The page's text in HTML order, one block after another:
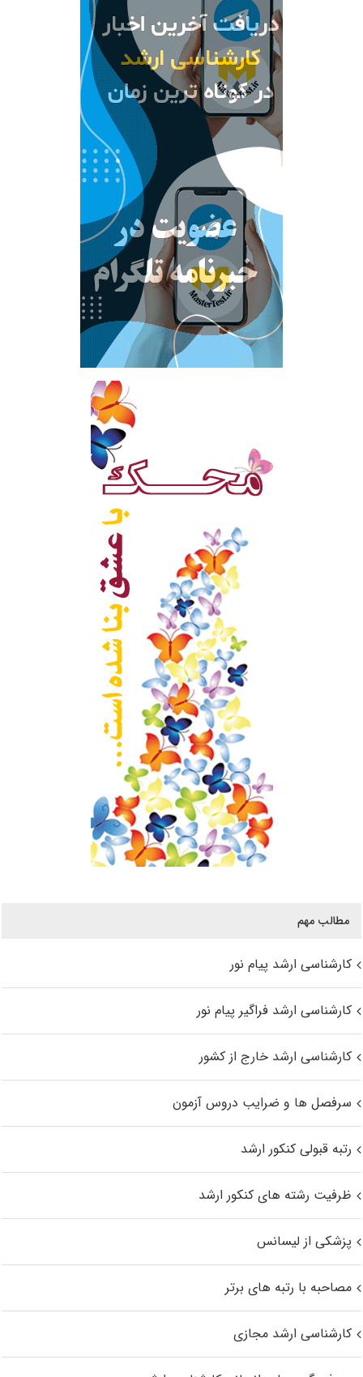
مطالب مهم
کارشناسی ارشد پیام نور
کارشناسی ارشد فراگیر پیام نور
کارشناسی ارشد خارج از کشور
سرفصل ها و ضرایب دروس آزمون
رتبه قبولی کنکور ارشد
ظرفیت رشته های کنکور ارشد
پزشکی از لیسانس
مصاحبه با رتبه های برتر
کارشناسی ارشد مجازی